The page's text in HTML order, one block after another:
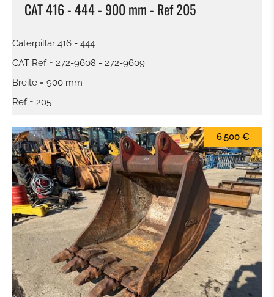
CAT 416 - 444 - 900 mm - Ref 205
Caterpillar 416 - 444
CAT Ref = 272-9608 - 272-9609
Breite = 900 mm
Ref = 205
6.500 €